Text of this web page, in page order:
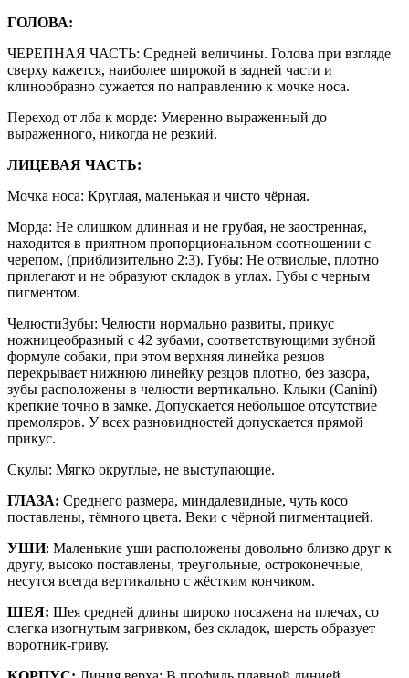
ГОЛОВА:
ЧЕРЕПНАЯ ЧАСТЬ: Средней величины. Голова при взгляде
сверху кажется, наиболее широкой в задней части и
клинообразно сужается по направлению к мочке носа.
Переход от лба к морде: Умеренно выраженный до
выраженного, никогда не резкий.
ЛИЦЕВАЯ ЧАСТЬ:
Мочка носа: Круглая, маленькая и чисто чёрная.
Морда: Не слишком длинная и не грубая, не заостренная,
находится в приятном пропорциональном соотношении с
черепом, (приблизительно 2:3). Губы: Не отвислые, плотно
прилегают и не образуют складок в углах. Губы с черным
пигментом.
ЧелюстиЗубы: Челюсти нормально развиты, прикус
ножницеобразный с 42 зубами, соответствующими зубной
формуле собаки, при этом верхняя линейка резцов
перекрывает нижнюю линейку резцов плотно, без зазора,
зубы расположены в челюсти вертикально. Клыки (Canini)
крепкие точно в замке. Допускается небольшое отсутствие
премоляров. У всех разновидностей допускается прямой
прикус.
Скулы: Мягко округлые, не выступающие.
ГЛАЗА: Среднего размера, миндалевидные, чуть косо
поставлены, тёмного цвета. Веки с чёрной пигментацией.
УШИ: Маленькие уши расположены довольно близко друг к
другу, высоко поставлены, треугольные, остроконечные,
несутся всегда вертикально с жёстким кончиком.
ШЕЯ: Шея средней длины широко посажена на плечах, со
слегка изогнутым загривком, без складок, шерсть образует
воротник-гриву.